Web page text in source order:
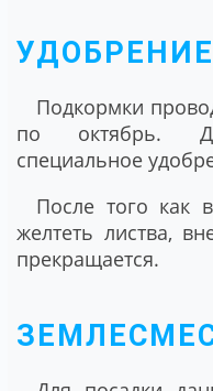
УДОБРЕНИЕ
Подкормки
по октябрь.
специальное
После того как
желтеть листва,
прекращается.